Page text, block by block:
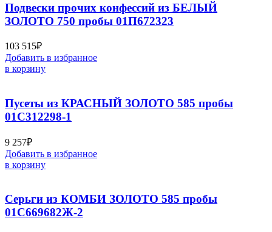
Подвески прочих конфессий из БЕЛЫЙ
ЗОЛОТО 750 пробы 01П672323
103 515₽
Добавить в избранное
в корзину
Пусеты из КРАСНЫЙ ЗОЛОТО 585 пробы
01С312298-1
9 257₽
Добавить в избранное
в корзину
Серьги из КОМБИ ЗОЛОТО 585 пробы
01С669682Ж-2